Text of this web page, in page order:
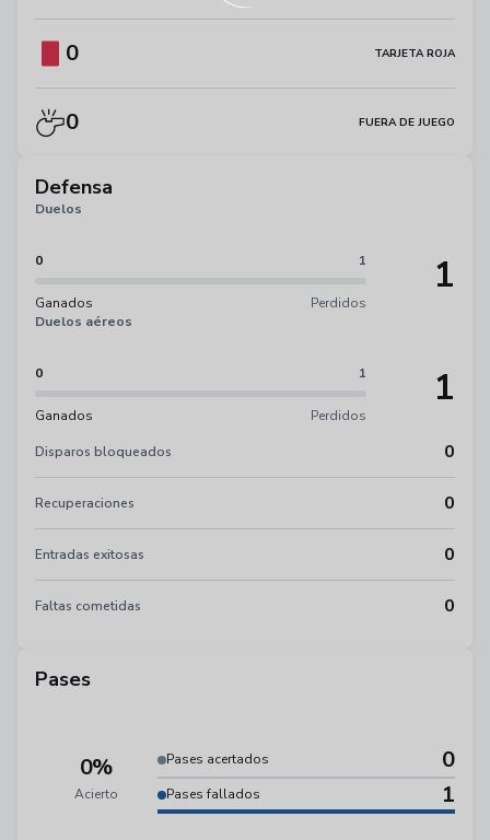
0 TARJETA ROJA
0 FUERA DE JUEGO
Defensa
Duelos
0 1
Ganados Perdidos
1
Duelos aéreos
0 1
Ganados Perdidos
1
Disparos bloqueados 0
Recuperaciones 0
Entradas exitosas 0
Faltas cometidas 0
Pases
0%
Acierto
Pases acertados 0
Pases fallados 1